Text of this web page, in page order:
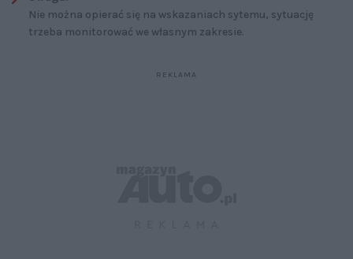
Nie można opierać się na wskazaniach sytemu, sytuację
trzeba monitorować we własnym zakresie.